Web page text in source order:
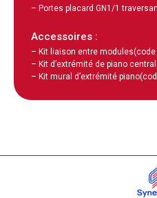
– Portes placard GN1/1
Accessoires :
– Kit liaison entre modules(code
– Kit d’extrémité de piano central
– Kit mural d’extrémité piano